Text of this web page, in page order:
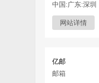
中国:广东:深圳
网站详情
亿邮
邮箱